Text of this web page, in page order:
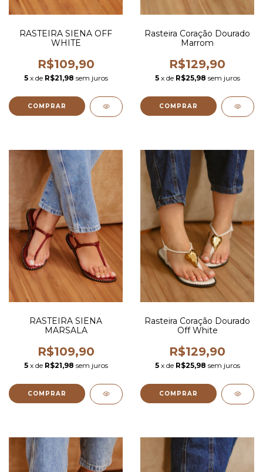
RASTEIRA SIENA OFF
WHITE
R$109,90
5 x de R$21,98 sem juros
COMPRAR
Rasteira Coração Dourado
Marrom
R$129,90
5 x de R$25,98 sem juros
COMPRAR
RASTEIRA SIENA
MARSALA
R$109,90
5 x de R$21,98 sem juros
COMPRAR
Rasteira Coração Dourado
Off White
R$129,90
5 x de R$25,98 sem juros
COMPRAR